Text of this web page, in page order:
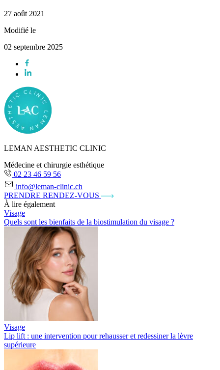
27 août 2021
Modifié le
02 septembre 2025
LEMAN AESTHETIC CLINIC
Médecine et chirurgie esthétique
02 23 46 59 56
info@leman-clinic.ch
PRENDRE RENDEZ-VOUS
À lire également
Visage
Quels sont les bienfaits de la biostimulation du visage ?
Visage
Lip lift : une intervention pour rehausser et redessiner la lèvre
supérieure